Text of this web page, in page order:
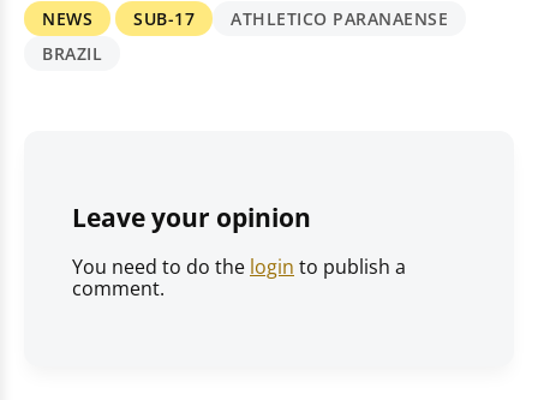
NEWS SUB-17
ATHLETICO PARANAENSE
BRAZIL
Leave your opinion
You need to do the login to publish a
comment.